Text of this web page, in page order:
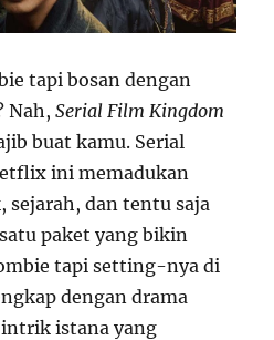
tapi bosan dengan
Nah,Serial Film Kingdom
buat kamu. Serial
ini memadukan
dan tentu saja
paket yang bikin
tapi setting-nya di
dengan drama
istana yang